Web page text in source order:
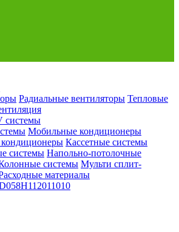
Радиальные вентиляторы Тепловые
системы
Мобильные кондиционеры
Кассетные системы
системы Напольно-потолочные
системы Мульти сплит-
материалы